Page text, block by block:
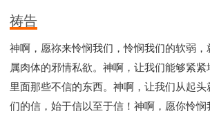
祷告
神啊，愿祢来怜悯我们，怜悯我们的软弱
属肉体的邪情私欲。神啊，让我们能够紧
里面那些不信的东西。神啊，让我们从起
们的信，始于信以至于信！神啊，愿你怜